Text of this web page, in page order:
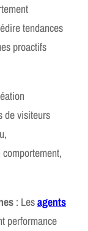
tendances
proactifs
de visiteurs
: Lesagents
performance